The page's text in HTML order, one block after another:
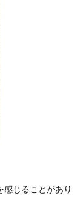
じることがあり